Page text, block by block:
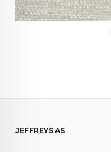
JEFFREYS AS